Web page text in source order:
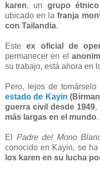
karen, un grupo
ubicado en lafranja
con Tailandia.
Esteex oficial de
permanecer en el
su trabajo, está ahora en
Pero, lejos de tomárselo
estado de Kayin
guerra civil desde 1949,
más largas en el mundo.
El Padre del Mono
conocido en Kayin, se ha
los karen en su lucha